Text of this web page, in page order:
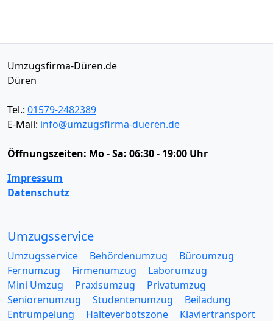
Umzugsfirma-Düren.de
Düren
Tel.: 01579-2482389
E-Mail: info@umzugsfirma-dueren.de
Öffnungszeiten: Mo - Sa: 06:30 - 19:00 Uhr
Impressum
Datenschutz
Umzugsservice
Umzugsservice Behördenumzug
Büroumzug
Fernumzug
Firmenumzug
Laborumzug
Mini Umzug
Praxisumzug
Privatumzug
Seniorenumzug
Studentenumzug
Beiladung
Entrümpelung
Halteverbotszone
Klaviertransport